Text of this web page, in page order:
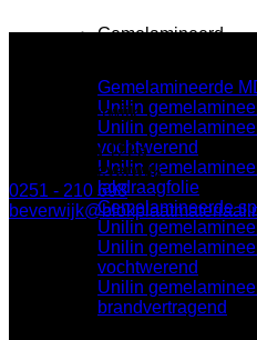
Gemelamineerd
Gemelamineerde
Unilin
Unilin
vochtwerend
Unilin
lakdraagfolie
Gemelamineerde
Unilin
Unilin
vochtwerend
Unilin
brandvertragend
BLOK Beverwijk
Parallelweg 122a
1948 NN Beverwijk
0251 - 210 698